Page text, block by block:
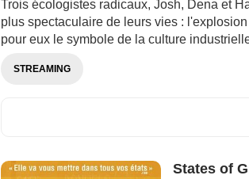
Trois écologistes radicaux, Josh, Dena et
plus spectaculaire de leurs vies :
pour eux le symbole de la culture
STREAMING
States of